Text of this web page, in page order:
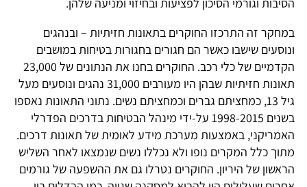
במחקר זה התרכזו החוקרים בתאונות חזיתיות – ובנהגים
ונוסעים שישבו כאשר הם חגורים בחגורות בטיחות במושבים
הקדמיים של כלי רכב. החוקרים בחנו את הנתונים של 23,000
תאונות חזיתיות שבהן היו מעורבים 31,000 נהגים ונוסעים מעל
גיל 13, כמחציתם גברים וכמחציתם נשים. נתוני התאונות נאספו
בשנים 1998-2015 על-ידי מינהל הבטיחות בדרכים הפדרלי
האמריקני, באמצעות מערכת מידע לאומית של תאונות דרכים.
מתוך כלל המקרים נופו ולא נכללו נשים שנמצאו לאחר השליש
הראשון של היריון. החוקרים נטרלו גם את ההשפעה של גורמים